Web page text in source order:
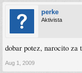
perke
Aktivista
dobar potez, narocito za
Aug 1, 2009